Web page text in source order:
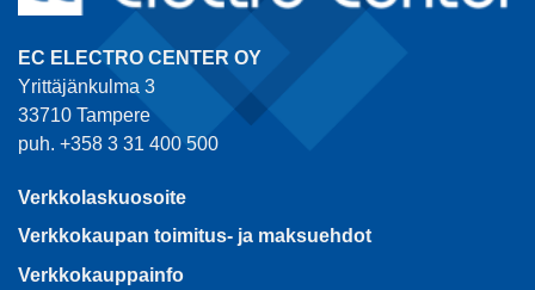
EC ELECTRO CENTER OY
Yrittäjänkulma 3
33710 Tampere
puh. +358 3 31 400 500
Verkkolaskuosoite
Verkkokaupan toimitus- ja maksuehdot
Verkkokauppainfo